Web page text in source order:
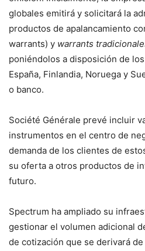
globales emitirá y solicitará la
productos de apalancamiento
warrants) y warrants
poniéndolos a disposición de
España, Finlandia, Noruega y
o banco.
Société Générale prevé incluir
instrumentos en el centro de
demanda de los clientes de
su oferta a otros productos de
futuro.
Spectrum ha ampliado su
gestionar el volumen adicional
de cotización que se derivará